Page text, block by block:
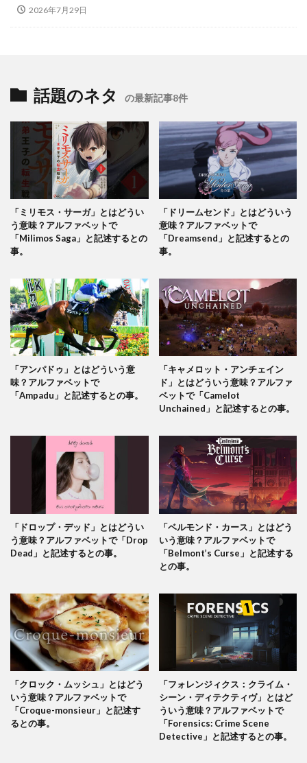
2026年7月29日
話題のネタ の最新記事8件
「ミリモス・サーガ」とはどうい
う意味？アルファベットで
「Milimos Saga」と記述するとの
事。
「ドリームセンド」とはどういう
意味？アルファベットで
「Dreamsend」と記述するとの
事。
「アンパドゥ」とはどういう意
味？アルファベットで
「Ampadu」と記述するとの事。
「キャメロット・アンチェイン
ド」とはどういう意味？アルファ
ベットで「Camelot
Unchained」と記述するとの事。
「ドロップ・デッド」とはどうい
う意味？アルファベットで「Drop
Dead」と記述するとの事。
「ベルモンド・カース」とはどう
いう意味？アルファベットで
「Belmont’s Curse」と記述する
との事。
「クロック・ムッシュ」とはどう
いう意味？アルファベットで
「Croque-monsieur」と記述す
るとの事。
「フォレンジィクス：クライム・
シーン・ディテクティヴ」とはど
ういう意味？アルファベットで
「Forensics: Crime Scene
Detective」と記述するとの事。